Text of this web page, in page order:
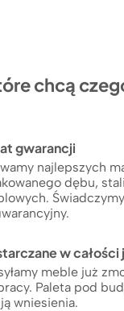
chcą
gwarancji
najlepszych
dębu,
w całości
meble już
Paleta pod
wniesienia.